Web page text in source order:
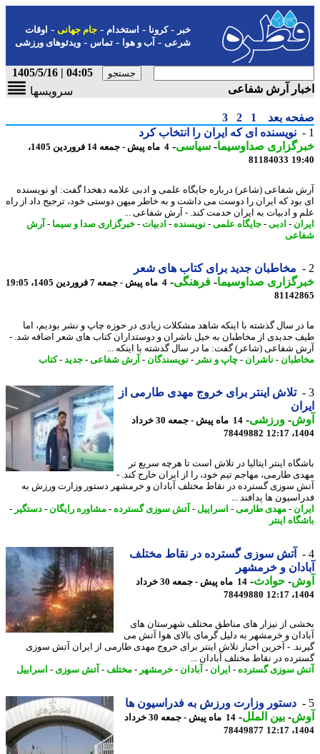
-کرونا-استخدام- جام جهانی-اوقات
شرعی-آب و هوا-تماس-ویدئوهای ورزشی
04:05 | 1405/5/16
آرش شفاعی
سرویسها
بعد 1
2
3
نویسنده ای که ایران را انتخاب کرد
صداوسیما-سیاسی-
4 ماه پیش - جمعه 14 فروردین 1405،
81184033
شفاعی (شاعر) درباره جایگاه علمی و ادبی علامه دهخدا گفت: او نویسنده
که ایران را دوست می داشت و به خاطر میهن دوستی خود، ترجیج داد از راه
و ادبیات به ایران خدمت کند. - آرش شفاعی ...
- ادبی -جایگاه علمی-نویسنده-ادبیات-خبرگزاری صدا و سیما-آرش
مخاطبان جدید برای کتاب های شعر
صداوسیما-فرهنگی-4 ماه پیش - جمعه 7 فروردین 1405، 19:05
سال گذشته با اینکه شاهد مشکلات زیادی در حوزه چاپ و نشر بودیم، اما
جدیدی از مخاطبان به خیل ناشران و دوستداران کتاب های شعر اضافه شد. -
شفاعی (شاعر) گفت: ما در سال گذشته با اینکه ...
-ناشران- چاپ و نشر -نویسندگان-آرش شفاعی-جدید-کتاب
تلاش اینتر برای خروج مهدی طارمی از
-ورزشی-
14 ماه پیش - جمعه 30 خرداد
78449882
اینتر ایتالیا در تلاش است تا هرچه سریع تر
طارمی، مهاجم تیم خود، را از ایران خارج کند. -
سوزی گسترده در نقاط مختلف آبادان و خرمشهر دستور وزارت ورزش به
ها پدافند ...
- مهدی طارمی-اسراییل -آتش سوزی گسترده- مشاوره رایگان -دستگیر-
اینتر
آتش سوزی گسترده در نقاط مختلف
و خرمشهر
-حوادث -
14 ماه پیش - جمعه 30 خرداد
78449880
از نیزار های مناطق مختلف شهرستان های
و خرمشهر به دلیل گرمای بالای هوا آتش می
- آخرین اخبار تلاش اینتر برای خروج مهدی طارمی از ایران آتش سوزی
در نقاط مختلف آبادان ...
سوزی گسترده- ایران - آبادان- خرمشهر-مختلف-آتش سوزی- اسراییل
دستور وزارت ورزش به فدراسیون ها
-بین الملل-
14 ماه پیش - جمعه 30 خرداد
78449877